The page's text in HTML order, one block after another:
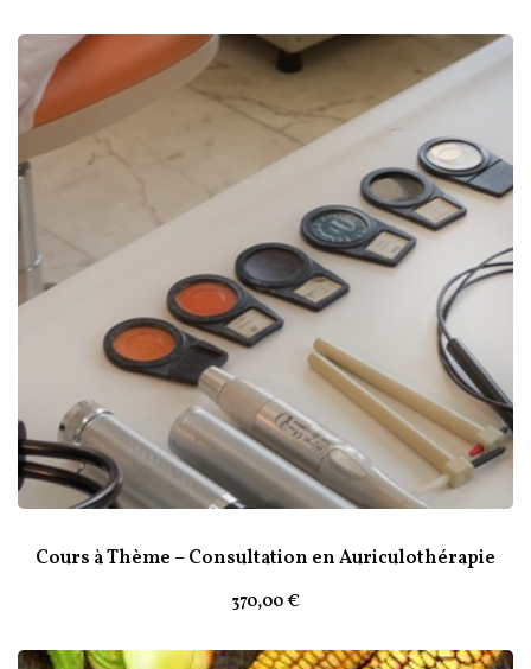
Cours à Thème – Consultation en Auriculothérapie
370,00€